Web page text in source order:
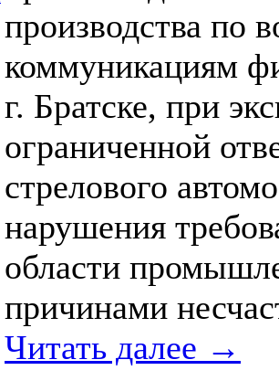
производства по
коммуникациям
г. Братске, при
ограниченной
стрелового
нарушения
области
причинами
Читать далее →